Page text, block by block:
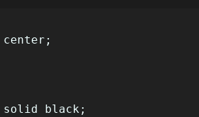
solid black;